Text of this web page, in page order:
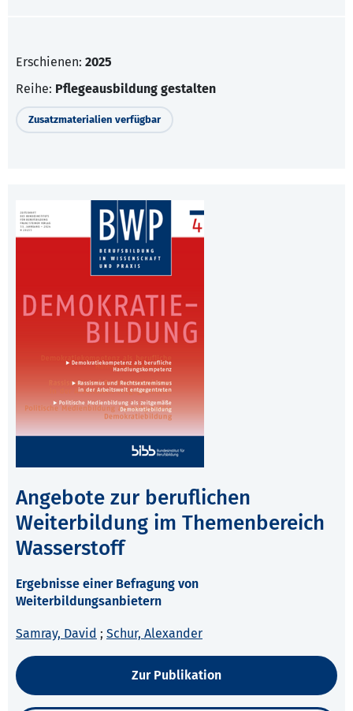
Erschienen: 2025
Reihe: Pflegeausbildung gestalten
Zusatzmaterialien verfügbar
Angebote zur beruflichen
Weiterbildung im Themenbereich
Wasserstoff
Ergebnisse einer Befragung von
Weiterbildungsanbietern
Samray, David ; Schur, Alexander
Zur Publikation